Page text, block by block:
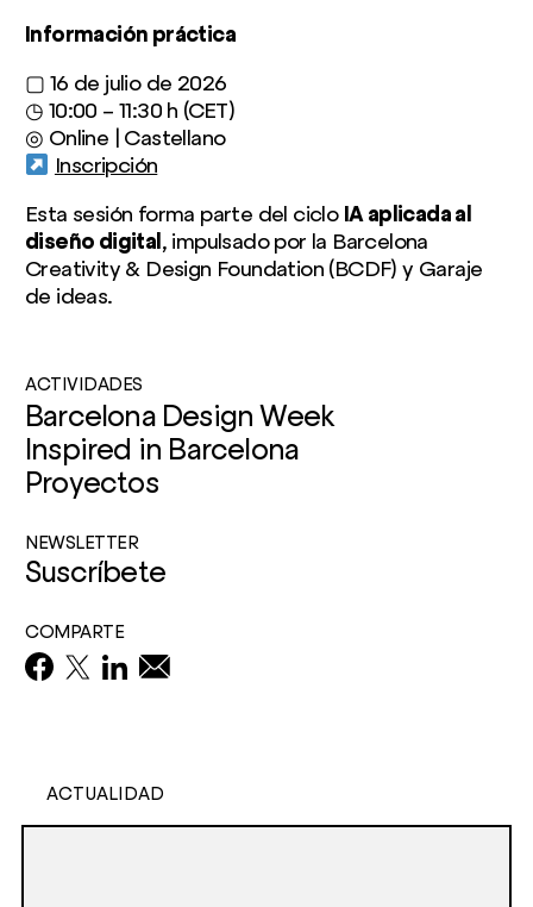
Información práctica
▢ 16 de julio de 2026
◷ 10:00 – 11:30 h (CET)
◎ Online | Castellano
Inscripción
Esta sesión forma parte del ciclo IA aplicada al
diseño digital, impulsado por la Barcelona
Creativity & Design Foundation (BCDF) y Garaje
de ideas.
ACTIVIDADES
Barcelona Design Week
Inspired in Barcelona
Proyectos
NEWSLETTER
Suscríbete
COMPARTE
ACTUALIDAD